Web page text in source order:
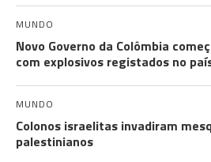
MUNDO
Novo Governo da Colômbia
com explosivos registados no
MUNDO
Colonos israelitas invadiram
palestinianos